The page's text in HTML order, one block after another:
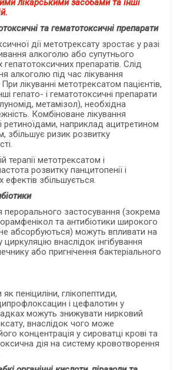
лікарськими засобами та інші
та гематотоксичні препарати
дії метотрексату зростає у разі
алкоголю або супутнього
препаратів. Слід
алкоголю під час лікування
лікуванні метотрексатом пацієнтів,
гепато- і гематотоксичні препарати
метамізол), необхідна
Комбіноване лікування
ретиноїдами, наприклад ацитретином
збільшує ризик розвитку
терапії метотрексатом і
розвитку панцитопенії і
ефектів збільшується.
перорального застосування (зокрема
та антибіотики широкого
абсорбуються) можуть впливати на
циркуляцію внаслідок інгібування
або пригнічення бактеріального
як пеніциліни, глікопептиди,
і цефалотин у
можуть знижувати нирковий
внаслідок чого може
концентрація у сироватці крові та
дія на систему кровотворення